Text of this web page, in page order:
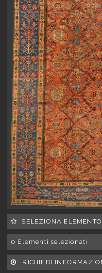
SELEZIONA ELEMENTO
0 Elementi selezionati
RICHIEDI